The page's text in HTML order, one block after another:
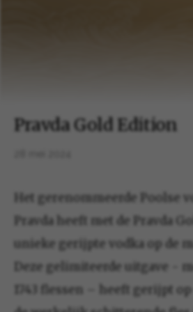
Pravda Gold Edition
Het gerenommeerde Poolse
Pravda heeft met de Pravda
unieke gerijpte vodka op de
Deze gelimiteerde uitgave -
1743 flessen – heeft gerijpt